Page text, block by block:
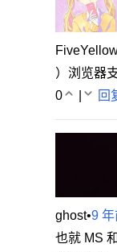
）浏览器
0
回
ghost•9 年
也就 MS